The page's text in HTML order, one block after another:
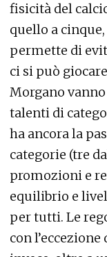
fisicità del
quello a
permette di
ci si può
Morgano
talenti di
ha ancora la
categorie (tre
promozioni e
equilibrio e
per tutti. Le
con l’eccezione